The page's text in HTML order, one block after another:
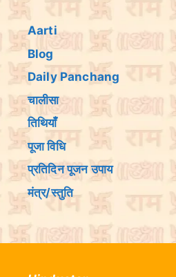
Aarti
Blog
Daily Panchang
चालीसा
तिथियांँ
पूजा विधि
प्रतिदिन पूजन उपाय
मंत्र/स्तुति